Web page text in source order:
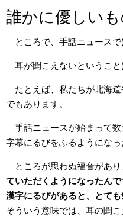
誰かに優しい
ところで、手話ニュース
耳が聞こえないというこ
たとえば、私たちが北海
でもあります。
手話ニュースが始まって
字幕にるびをふるようになっ
ところが思わぬ福音があり
ていただくようになったん
漢字にるびがあると、とても
そういう意味では、耳の聞